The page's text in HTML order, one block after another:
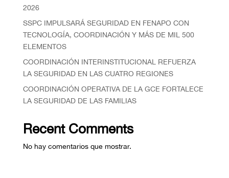
2026
SSPC IMPULSARÁ SEGURIDAD EN FENAPO CON
TECNOLOGÍA, COORDINACIÓN Y MÁS DE MIL 500
ELEMENTOS
COORDINACIÓN INTERINSTITUCIONAL REFUERZA
LA SEGURIDAD EN LAS CUATRO REGIONES
COORDINACIÓN OPERATIVA DE LA GCE FORTALECE
LA SEGURIDAD DE LAS FAMILIAS
Recent Comments
No hay comentarios que mostrar.